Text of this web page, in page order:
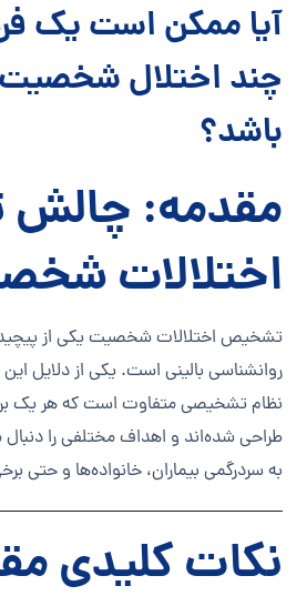
آیا ممکن است یک
چند اختلال
باشد؟
مقدمه:
اختلالات
تشخیص اختلالات شخصیت یکی از
روانشناسی بالینی است. یکی از دلایل
نظام تشخیصی متفاوت است که هر یک
طراحی شده‌اند و اهداف مختلفی را
به سردرگمی بیماران، خانواده‌ها و حتی
نکات کلیدی